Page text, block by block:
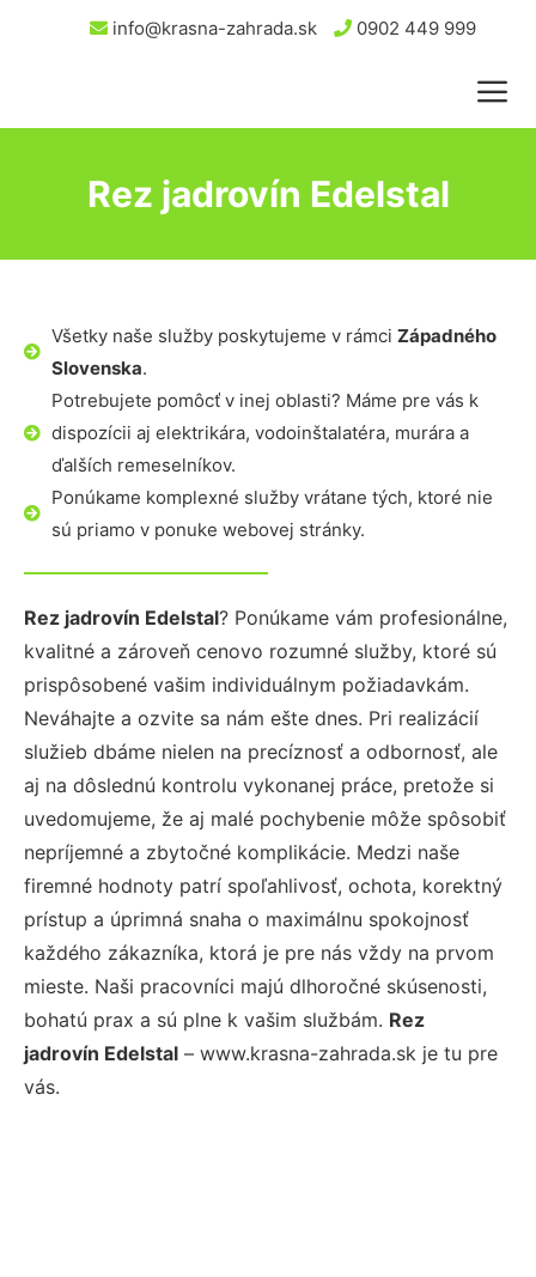
info@krasna-zahrada.sk 0902 449 999
Rez jadrovín Edelstal
Všetky naše služby poskytujeme v rámci Západného
Slovenska.
Potrebujete pomôcť v inej oblasti? Máme pre vás k
dispozícii aj elektrikára, vodoinštalatéra, murára a
ďalších remeselníkov.
Ponúkame komplexné služby vrátane tých, ktoré nie
sú priamo v ponuke webovej stránky.
Rez jadrovín Edelstal? Ponúkame vám profesionálne,
kvalitné a zároveň cenovo rozumné služby, ktoré sú
prispôsobené vašim individuálnym požiadavkám.
Neváhajte a ozvite sa nám ešte dnes. Pri realizácií
služieb dbáme nielen na precíznosť a odbornosť, ale
aj na dôslednú kontrolu vykonanej práce, pretože si
uvedomujeme, že aj malé pochybenie môže spôsobiť
nepríjemné a zbytočné komplikácie. Medzi naše
firemné hodnoty patrí spoľahlivosť, ochota, korektný
prístup a úprimná snaha o maximálnu spokojnosť
každého zákazníka, ktorá je pre nás vždy na prvom
mieste. Naši pracovníci majú dlhoročné skúsenosti,
bohatú prax a sú plne k vašim službám. Rez
jadrovín Edelstal – www.krasna-zahrada.sk je tu pre
vás.